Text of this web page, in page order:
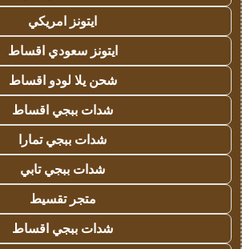
ايتونز امريكي
ايتونز سعودي اقساط
شحن يلا لودو اقساط
شدات ببجي اقساط
شدات ببجي تمارا
شدات ببجي تابي
متجر تقسيط
شدات ببجي اقساط